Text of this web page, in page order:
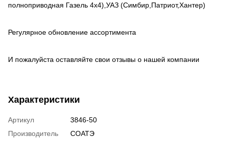
полноприводная Газель 4х4),УАЗ (Симбир,Патриот,Хантер)
Регулярное обновление ассортимента
И пожалуйста оставляйте свои отзывы о нашей компании
Характеристики
Артикул
3846-50
Производитель
СОАТЭ